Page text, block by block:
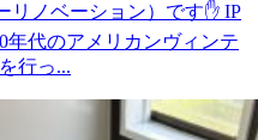
リノベーション）です✋ IP
年代のアメリカンヴィンテ
行っ...